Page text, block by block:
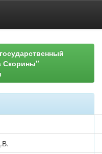
Скорины"